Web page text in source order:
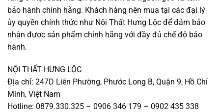
bảo hành chính hãng. Khách hàng nên mua tại các đại lý
ủy quyền chính thức như Nội Thất Hưng Lộc để đảm bảo
nhận được sản phẩm chính hãng với đầy đủ chế độ bảo
hành.
NỘI THẤT HƯNG LỘC
Địa chỉ: 247D Liên Phường, Phước Long B, Quận 9, Hồ Chí
Minh, Việt Nam
Hotline: 0879.330.325 – 0906 346 179 – 0902 435 338